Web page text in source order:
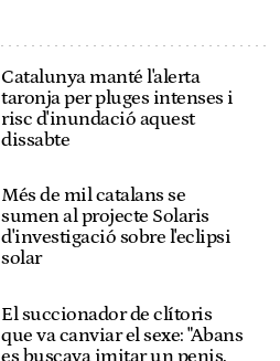
Catalunya manté l'alerta
taronja per pluges intenses i
risc d'inundació aquest
dissabte
Més de mil catalans se
sumen al projecte Solaris
d'investigació sobre l'eclipsi
solar
El succionador de clítoris
que va canviar el sexe: "Abans
es buscava imitar un penis,